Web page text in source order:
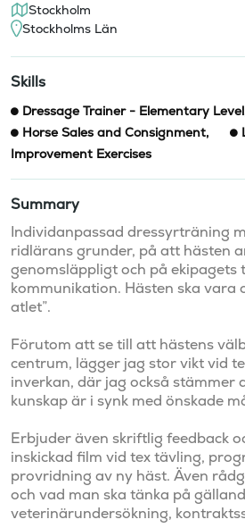
Stockholm
Stockholms Län
Skills
Dressage Trainer - Elementary Level
Horse Sales and Consignment,
Improvement Exercises
Summary
Individanpassad dressyrträning
ridlärans grunder, på att hästen
genomsläppligt och på ekipagets
kommunikation. Hästen ska vara
atlet”.
Förutom att se till att hästens
centrum, lägger jag stor vikt vid
inverkan, där jag också stämmer
kunskap är i synk med önskade
Erbjuder även skriftlig feedback
inskickad film vid tex tävling,
provridning av ny häst. Även
och vad man ska tänka på
veterinärundersökning,